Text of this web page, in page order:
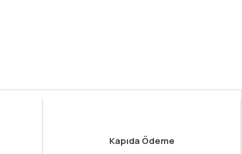
Kapıda Ödeme